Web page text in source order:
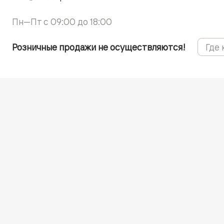
Пн—Пт с 09:00 до 18:00
Розничные продажи не осуществляются! Где